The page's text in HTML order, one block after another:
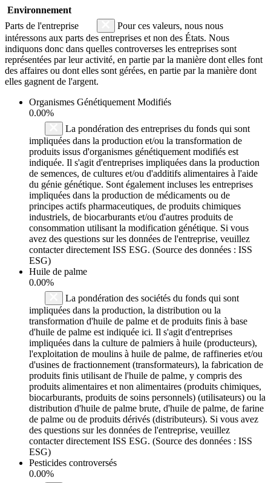
Environnement
Parts de l'entreprise
Pour ces valeurs, nous nous
intéressons aux parts des entreprises et non des États. Nous
indiquons donc dans quelles controverses les entreprises sont
représentées par leur activité, en partie par la manière dont elles font
des affaires ou dont elles sont gérées, en partie par la manière dont
elles gagnent de l'argent.
Organismes Génétiquement Modifiés
0.00%
La pondération des entreprises du fonds qui sont
impliquées dans la production et/ou la transformation de
produits issus d'organismes génétiquement modifiés est
indiquée. Il s'agit d'entreprises impliquées dans la production
de semences, de cultures et/ou d'additifs alimentaires à l'aide
du génie génétique. Sont également incluses les entreprises
impliquées dans la production de médicaments ou de
principes actifs pharmaceutiques, de produits chimiques
industriels, de biocarburants et/ou d'autres produits de
consommation utilisant la modification génétique. Si vous
avez des questions sur les données de l'entreprise, veuillez
contacter directement ISS ESG. (Source des données : ISS
ESG)
Huile de palme
0.00%
La pondération des sociétés du fonds qui sont
impliquées dans la production, la distribution ou la
transformation d'huile de palme et de produits finis à base
d'huile de palme est indiquée ici. Il s'agit d'entreprises
impliquées dans la culture de palmiers à huile (producteurs),
l'exploitation de moulins à huile de palme, de raffineries et/ou
d'usines de fractionnement (transformateurs), la fabrication de
produits finis utilisant de l'huile de palme, y compris des
produits alimentaires et non alimentaires (produits chimiques,
biocarburants, produits de soins personnels) (utilisateurs) ou la
distribution d'huile de palme brute, d'huile de palme, de farine
de palme ou de produits dérivés (distributeurs). Si vous avez
des questions sur les données de l'entreprise, veuillez
contacter directement ISS ESG. (Source des données : ISS
ESG)
Pesticides controversés
0.00%